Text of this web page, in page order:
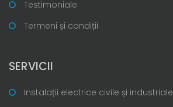
Testimoniale
Termeni și condiții
SERVICII
Instalații electrice civile și industriale